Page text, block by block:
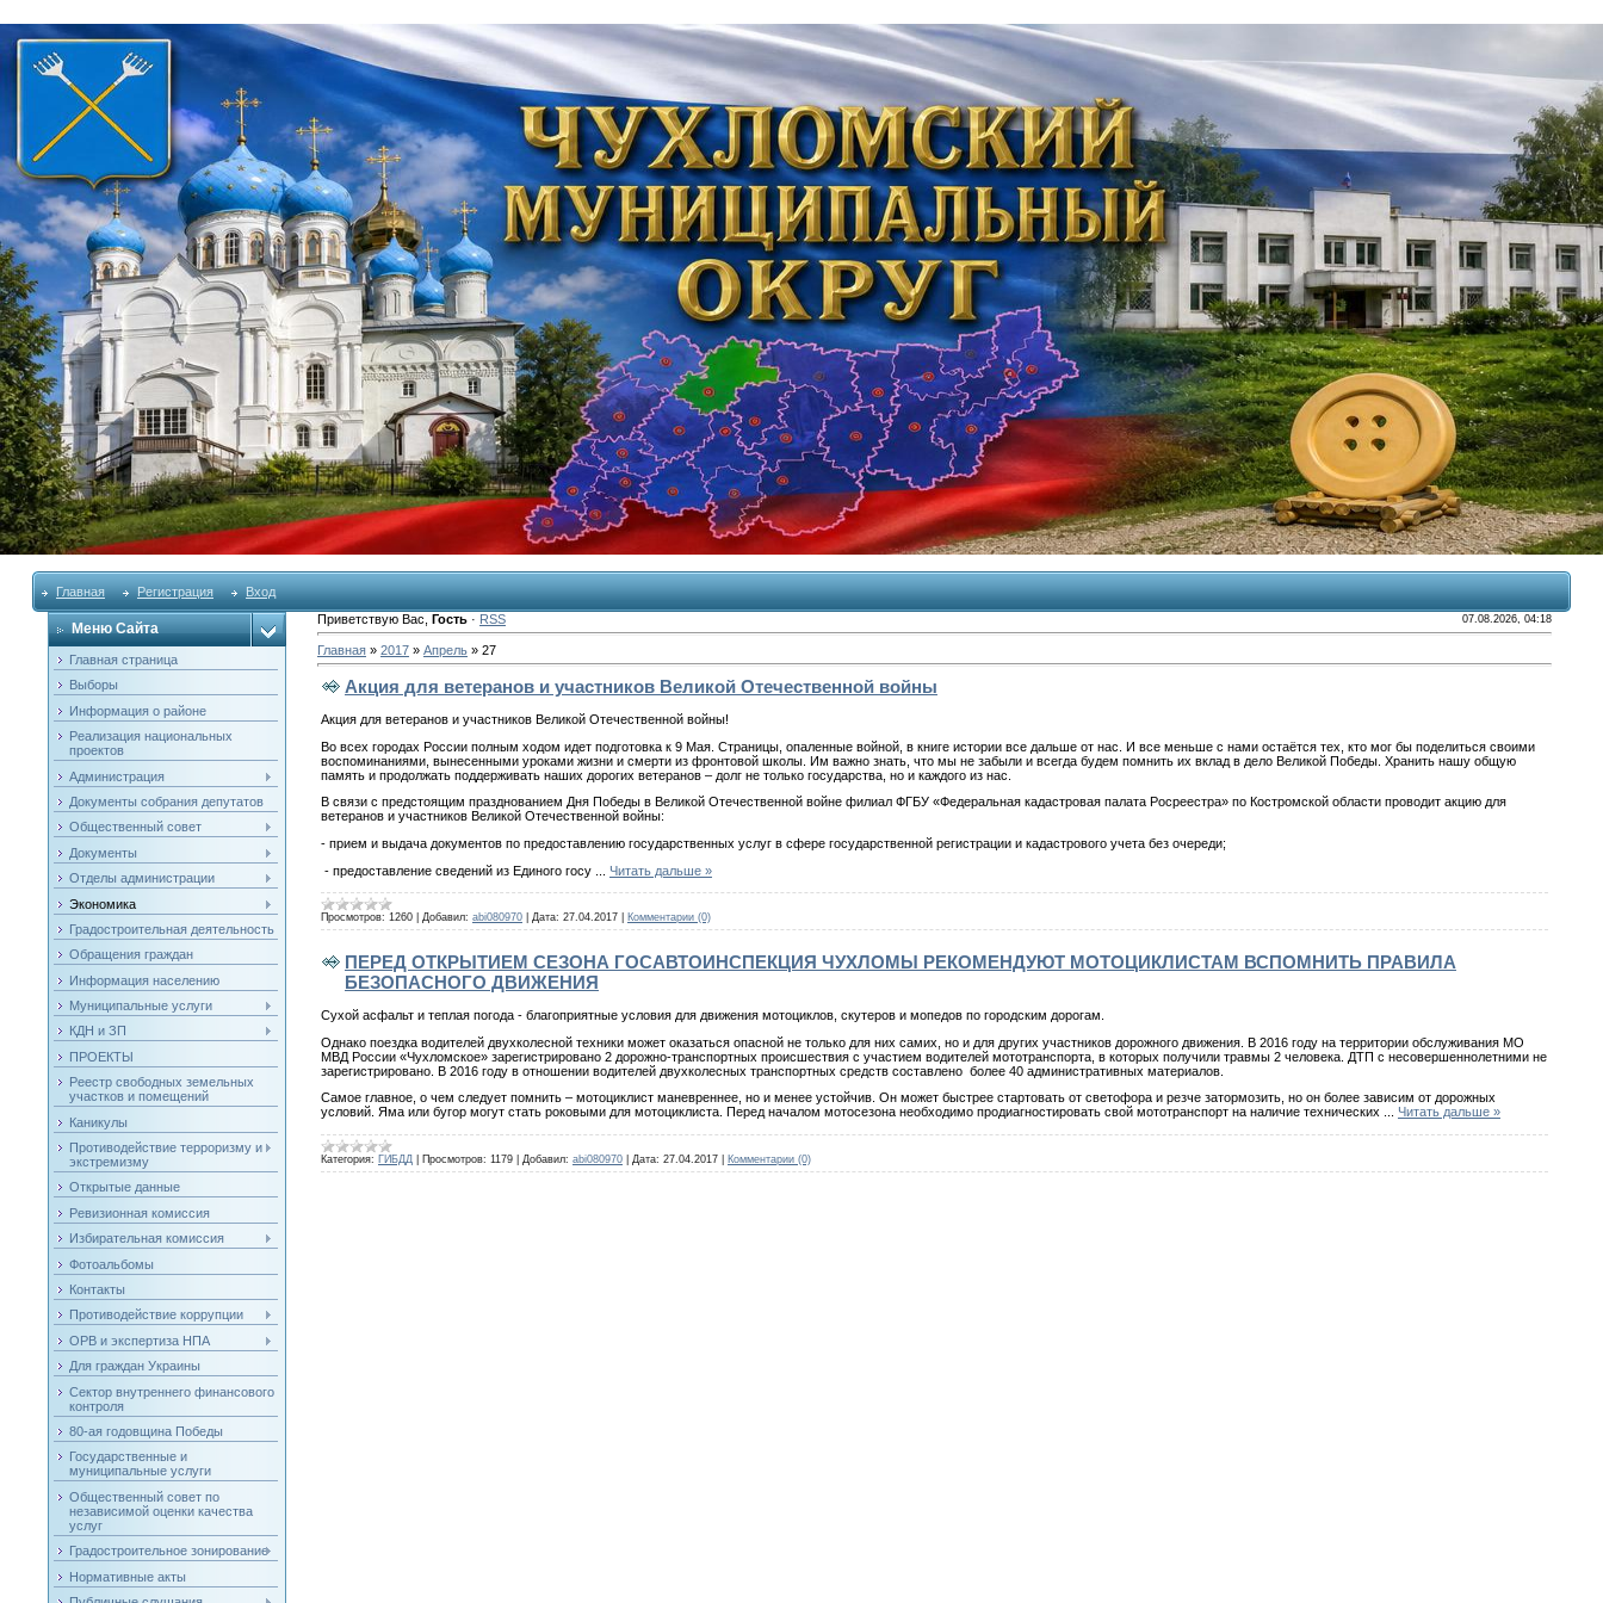
Главная Регистрация Вход
Меню Сайта
Главная страница
Выборы
Информация о районе
Реализация национальных
проектов
Администрация
Документы собрания депутатов
Общественный совет
Документы
Отделы администрации
Экономика
Градостроительная деятельность
Обращения граждан
Информация населению
Муниципальные услуги
КДН и ЗП
ПРОЕКТЫ
Реестр свободных земельных
участков и помещений
Каникулы
Противодействие терроризму и
экстремизму
Открытые данные
Ревизионная комиссия
Избирательная комиссия
Фотоальбомы
Контакты
Противодействие коррупции
ОРВ и экспертиза НПА
Для граждан Украины
Сектор внутреннего финансового
контроля
80-ая годовщина Победы
Государственные и
муниципальные услуги
Общественный совет по
независимой оценки качества
услуг
Градостроительное зонирование
Нормативные акты
Приветствую Вас Гость· RSS 07.08.2026, 04:18
Главная» 2017 » Апрель » 27
Акция для ветеранов и участников Великой Отечественной войны
Акция для ветеранов и участников Великой Отечественной войны!
Во всех городах России полным ходом идет подготовка к 9 Мая. Страницы, опаленные войной, в книге истории все дальше от нас. И все меньше с нами остаётся тех, кто мог бы поделиться своими
воспоминаниями, вынесенными уроками жизни и смерти из фронтовой школы. Им важно знать, что мы не забыли и всегда будем помнить их вклад в дело Великой Победы. Хранить нашу общую
память и продолжать поддерживать наших дорогих ветеранов – долг не только государства, но и каждого из нас.
В связи с предстоящим празднованием Дня Победы в Великой Отечественной войне филиал ФГБУ «Федеральная кадастровая палата Росреестра» по Костромской области проводит акцию для
ветеранов и участников Великой Отечественной войны:
- прием и выдача документов по предоставлению государственных услуг в сфере государственной регистрации и кадастрового учета без очереди;
- предоставление сведений из Единого госу
Читать дальше »
Просмотров: 1260 Добавил: abi080970 Дата: 27.04.2017 Комментарии (0)
ПЕРЕД ОТКРЫТИЕМ СЕЗОНА ГОСАВТОИНСПЕКЦИЯ ЧУХЛОМЫ РЕКОМЕНДУЮТ МОТОЦИКЛИСТАМ ВСПОМНИТЬ ПРАВИЛА
БЕЗОПАСНОГО ДВИЖЕНИЯ
Сухой асфальт и теплая погода - благоприятные условия для движения мотоциклов, скутеров и мопедов по городским дорогам.
Однако поездка водителей двухколесной техники может оказаться опасной не только для них самих, но и для других участников дорожного движения. В 2016 году на территории обслуживания МО
МВД России «Чухломское» зарегистрировано 2 дорожно-транспортных происшествия с участием водителей мототранспорта, в которых получили травмы 2 человека. ДТП с несовершеннолетними не
зарегистрировано. В 2016 году в отношении водителей двухколесных транспортных средств составлено более 40 административных материалов.
Самое главное, о чем следует помнить – мотоциклист маневреннее, но и менее устойчив. Он может быстрее стартовать от светофора и резче затормозить, но он более зависим от дорожных
условий. Яма или бугор могут стать роковыми для мотоциклиста. Перед началом мотосезона необходимо продиагностировать свой мототранспорт на наличие технических
Читать дальше »
Категория: ГИБДД Просмотров: 1179 Добавил: abi080970 Дата: 27.04.2017 Комментарии (0)